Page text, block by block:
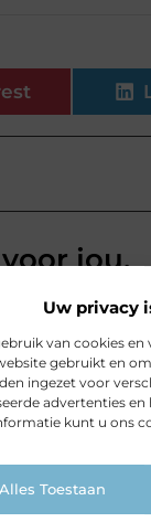
Uw privacy
van cookies
gebruikt en
ingezet voor
advertenties
kunt u ons
Alles Toestaan
jou.
Software
software
much
in the first place.